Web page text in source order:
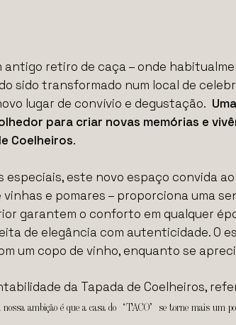
retiro de caça – onde
sido transformado num local de
lugar de convívio e degustação.
para criar novas memórias e
Coelheiros.
este novo espaço convida
e pomares – proporciona uma
garantem o conforto em qualquer
de elegância com autenticidade. O
um copo de vinho, enquanto se
da Tapada de Coelheiros,
ambição é que a casa do ‘TACO’ se torne mais um